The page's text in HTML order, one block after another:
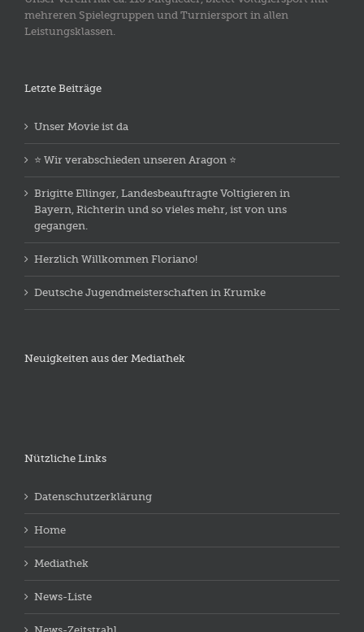
mehreren Spielegruppen und Turniersport in allen
Leistungsklassen.
Letzte Beiträge
Unser Movie ist da
⭐️ Wir verabschieden unseren Aragon ⭐️
Brigitte Ellinger, Landesbeauftragte Voltigieren in
Bayern, Richterin und so vieles mehr, ist von uns
gegangen.
Herzlich Willkommen Floriano!
Deutsche Jugendmeisterschaften in Krumke
Neuigkeiten aus der Mediathek
Nützliche Links
Datenschutzerklärung
Home
Mediathek
News-Liste
News-Zeitstrahl